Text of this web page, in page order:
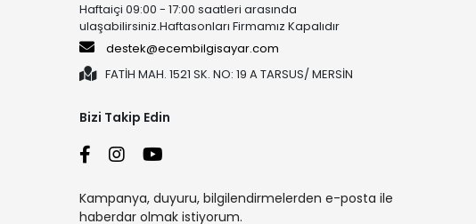
Haftaiçi 09:00 - 17:00 saatleri arasında
ulaşabilirsiniz.Haftasonları Firmamız Kapalıdır
destek@ecembilgisayar.com
FATİH MAH. 1521 SK. NO: 19 A TARSUS/ MERSİN
Bizi Takip Edin
Kampanya, duyuru, bilgilendirmelerden e-posta ile
haberdar olmak istiyorum.